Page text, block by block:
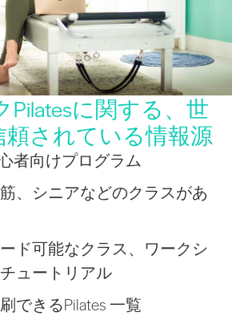
Pilatesに関する、世
されている情報源
者向けプログラム
、シニアなどのクラスがあ
ド可能なクラス、ワークシ
ュートリアル
できるPilates 一覧